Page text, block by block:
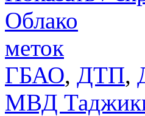
Облако
меток
ГБАО, ДТП,
МВД